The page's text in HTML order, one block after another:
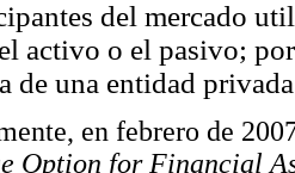
del mercado
activo o el pasivo;
de una entidad
en febrero de
Option for Financial